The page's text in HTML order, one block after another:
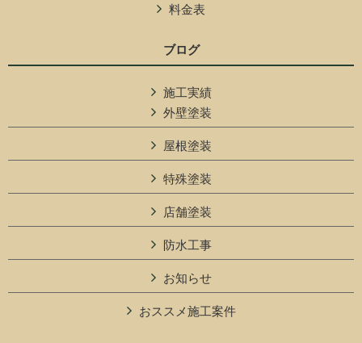
料金表
ブログ
施工実績
外壁塗装
屋根塗装
特殊塗装
店舗塗装
防水工事
お知らせ
おススメ施工案件